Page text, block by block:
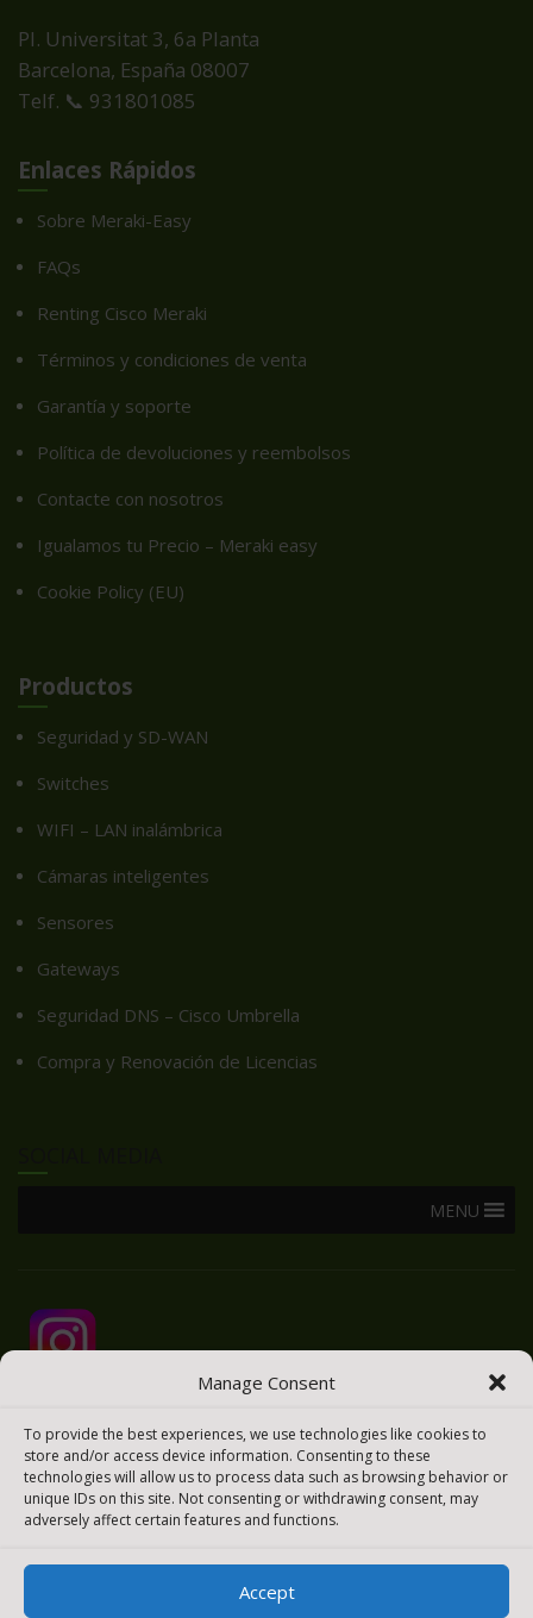
Manage Consent
To provide the best experiences, we use technologies like cookies to
store and/or access device information. Consenting to these
technologies will allow us to process data such as browsing behavior or
unique IDs on this site. Not consenting or withdrawing consent, may
adversely affect certain features and functions.
Accept
Pl. Universitat 3, 6a Planta
Barcelona, España 08007
Telf. 📞 931801085
Enlaces Rápidos
Sobre Meraki-Easy
FAQs
Renting Cisco Meraki
Términos y condiciones de venta
Garantía y soporte
Política de devoluciones y reembolsos
Contacte con nosotros
Igualamos tu Precio – Meraki easy
Cookie Policy (EU)
Productos
Seguridad y SD-WAN
Switches
WIFI – LAN inalámbrica
Cámaras inteligentes
Sensores
Gateways
Seguridad DNS – Cisco Umbrella
Compra y Renovación de Licencias
MENU